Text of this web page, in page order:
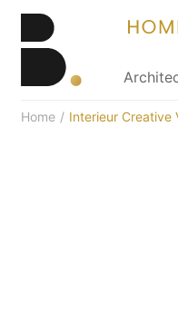
Home / Interieur Creative